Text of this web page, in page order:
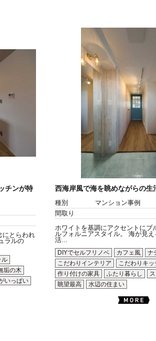
チンが特
にとらわれ
ラルの
ル
垢の木
いっぱい
西海岸風で海を眺めながらの生
種別
マンション事例
間取り
ホワイトを基調にアクセントにブ
ルフォルニアスタイル。 海が見
活...
DIYでセルフリノベ
カフェ風
ナ
こだわりインテリア
こだわりキッ
作り付けの家具
ふたり暮らし
眺望最高
水辺の住まい